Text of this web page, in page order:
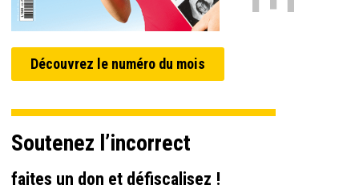
Découvrez le numéro du mois
Soutenez l’incorrect
faites un don et défiscalisez !